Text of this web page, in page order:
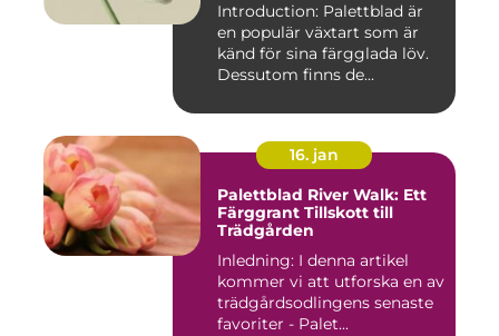
Introduction: Palettblad är
en populär växtart som är
känd för sina färgglada löv.
Dessutom finns de...
16. jan
Palettblad River Walk: Ett
Färggrant Tillskott till
Trädgården
Inledning: I denna artikel
kommer vi att utforska en av
trädgårdsodlingens senaste
favoriter - Palet...